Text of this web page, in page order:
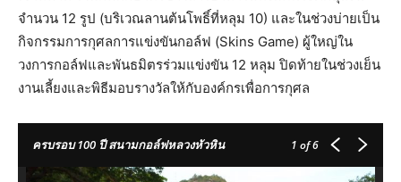
จำนวน 12 รูป (บริเวณลานต้นโพธิ์ที่หลุม 10) และในช่วงบ่ายเป็น
กิจกรรมการกุศลการแข่งขันกอล์ฟ (Skins Game) ผู้ใหญ่ใน
วงการกอล์ฟและพันธมิตรร่วมแข่งขัน 12 หลุม ปิดท้ายในช่วงเย็น
งานเลี้ยงและพิธีมอบรางวัลให้กับองค์กรเพื่อการกุศล
ครบรอบ 100 ปี สนามกอล์ฟหลวงหัวหิน 1 of 6